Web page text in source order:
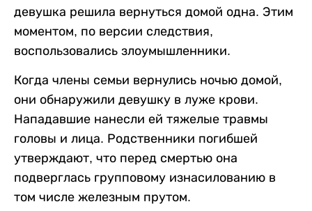
девушка решила вернуться домой одна. Этим
моментом, по версии следствия,
воспользовались злоумышленники.
Когда члены семьи вернулись ночью домой,
они обнаружили девушку в луже крови.
Нападавшие нанесли ей тяжелые травмы
головы и лица. Родственники погибшей
утверждают, что перед смертью она
подверглась групповому изнасилованию в
том числе железным прутом.